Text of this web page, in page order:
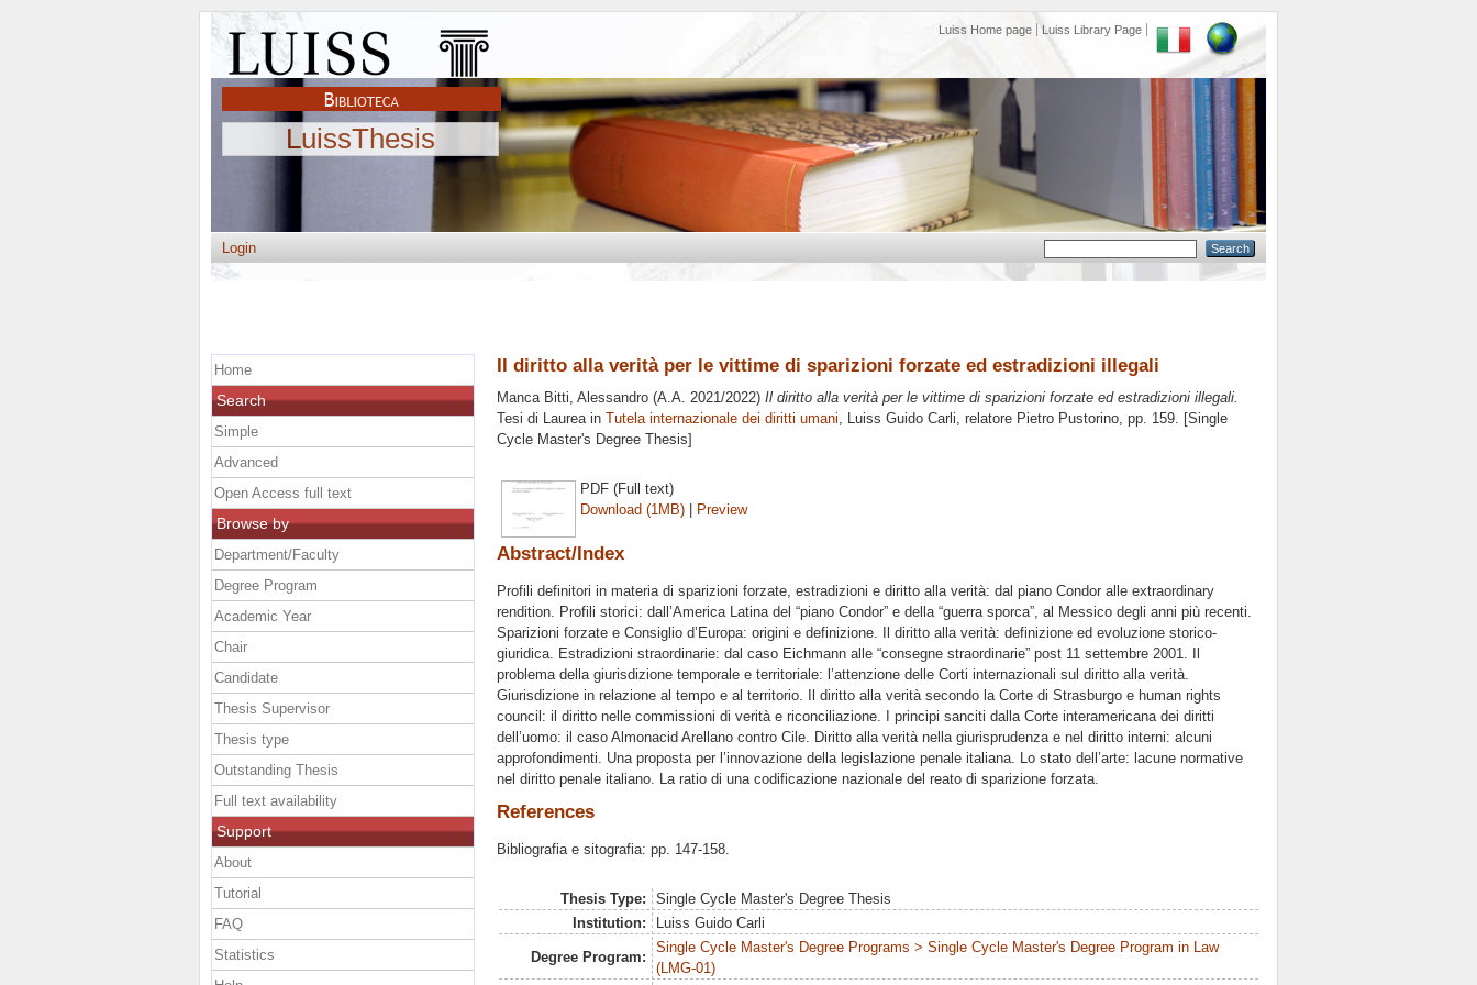
Luiss Home page Luiss Library Page
LuissThesis
Login
Il diritto alla verità per le vittime di sparizioni forzate ed estradizioni illegali
Manca Bitti, Alessandro (A.A. 2021/2022) Il diritto alla verità per le vittime di sparizioni forzate ed estradizioni illegali.
Tesi di Laurea in Tutela internazionale dei diritti umani, Luiss Guido Carli, relatore Pietro Pustorino, pp. 159. [Single
Cycle Master's Degree Thesis]
PDF (Full text)
Download (1MB) | Preview
Abstract/Index
Profili definitori in materia di sparizioni forzate, estradizioni e diritto alla verità: dal piano Condor alle extraordinary
rendition. Profili storici: dall’America Latina del “piano Condor” e della “guerra sporca”, al Messico degli anni più recenti.
Sparizioni forzate e Consiglio d’Europa: origini e definizione. Il diritto alla verità: definizione ed evoluzione storico-
giuridica. Estradizioni straordinarie: dal caso Eichmann alle “consegne straordinarie” post 11 settembre 2001. Il
problema della giurisdizione temporale e territoriale: l’attenzione delle Corti internazionali sul diritto alla verità.
Giurisdizione in relazione al tempo e al territorio. Il diritto alla verità secondo la Corte di Strasburgo e human rights
council: il diritto nelle commissioni di verità e riconciliazione. I principi sanciti dalla Corte interamericana dei diritti
dell’uomo: il caso Almonacid Arellano contro Cile. Diritto alla verità nella giurisprudenza e nel diritto interni: alcuni
approfondimenti. Una proposta per l’innovazione della legislazione penale italiana. Lo stato dell’arte: lacune normative
nel diritto penale italiano. La ratio di una codificazione nazionale del reato di sparizione forzata.
References
Bibliografia e sitografia: pp. 147-158.
Thesis Type:
Single Cycle Master's Degree Thesis
Institution:
Luiss Guido Carli
Degree Program:
Single Cycle Master's Degree Programs > Single Cycle Master's Degree Program in Law
(LMG-01)
Home
Search
Simple
Advanced
Open Access full text
Browse by
Department/Faculty
Degree Program
Academic Year
Chair
Candidate
Thesis Supervisor
Thesis type
Outstanding Thesis
Full text availability
Support
About
Tutorial
FAQ
Statistics